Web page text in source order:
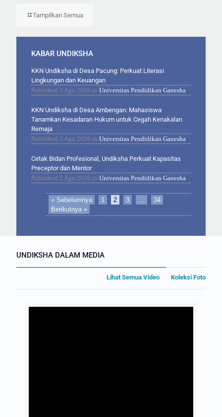
Tampilkan Semua
KABAR UNDIKSHA
KKN Undiksha di Desa Pacung: Perkuat Literasi
Lingkungan dan Keuangan
Published 3 Agu 2026 in Universitas Pendidikan Ganesha
KKN Undiksha di Desa Ambengan: Mahasiswa
Tanamkan Kesadaran Hukum untuk Cegah Kenakalan
Remaja
Published 3 Agu 2026 in Universitas Pendidikan Ganesha
Cetak Bidan Profesional, Undiksha Perkuat Kapasitas
Preceptor dan Mentor
Published 2 Agu 2026 in Universitas Pendidikan Ganesha
« Sebelumnya 1 2 3
34
Berikutnya »
UNDIKSHA DALAM MEDIA
Lihat Semua Video Koleksi Foto